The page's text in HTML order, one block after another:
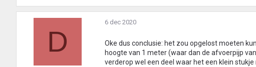
D
6 dec 2020
Oke dus conclusie: het zou opgelost moeten
hoogte van 1 meter (waar dan de afvoerpijp
verderop wel een deel waar het een klein